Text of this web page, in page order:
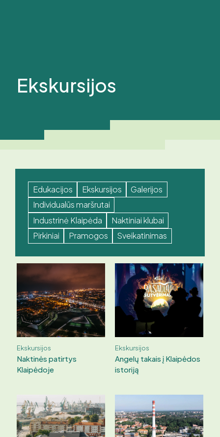
Ekskursijos
Edukacijos Ekskursijos
Galerijos
Individualūs maršrutai
Industrinė Klaipėda
Naktiniai klubai
Pirkiniai
Pramogos Sveikatinimas
Ekskursijos
Naktinės patirtys
Klaipėdoje
Ekskursijos
Angelų takais į Klaipėdos
istoriją